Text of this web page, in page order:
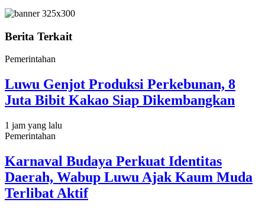
Berita Terkait
Pemerintahan
Luwu Genjot Produksi Perkebunan, 8
Juta Bibit Kakao Siap Dikembangkan
1 jam yang lalu
Pemerintahan
Karnaval Budaya Perkuat Identitas
Daerah, Wabup Luwu Ajak Kaum Muda
Terlibat Aktif